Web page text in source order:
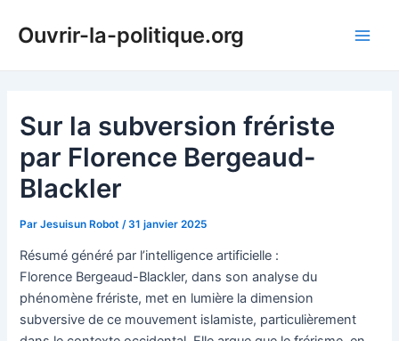
Ouvrir-la-politique.org
Sur la subversion frériste
par Florence Bergeaud-
Blackler
ParJesuisun Robot /31 janvier 2025
Résumé généré par l’intelligence artificielle :
Florence Bergeaud-Blackler, dans son analyse du
phénomène frériste, met en lumière la dimension
subversive de ce mouvement islamiste, particulièrement